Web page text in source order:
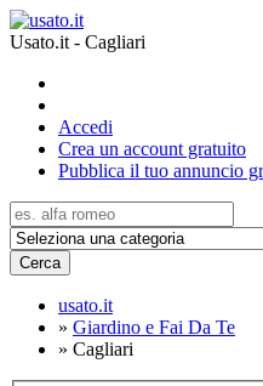
Usato.it - Cagliari
Accedi
Crea un account gratuito
Pubblica il tuo annuncio
Cerca
usato.it
» Giardino e Fai Da Te
» Cagliari